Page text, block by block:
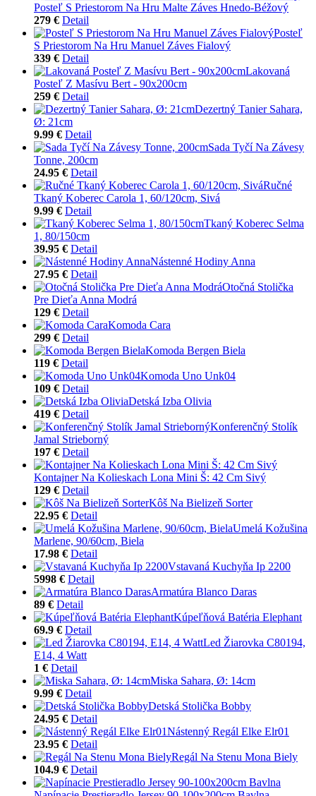
Posteľ S Priestorom Na Hru Malte Záves Hnedo-Béžový
279 € Detail
Posteľ
S Priestorom Na Hru Manuel Záves Fialový
339 € Detail
Lakovaná
Posteľ Z Masívu Bert - 90x200cm
259 € Detail
Dezertný Tanier Sahara,
Ø: 21cm
9.99 € Detail
Sada Tyčí Na Závesy
Tonne, 200cm
24.95 € Detail
Ručné
Tkaný Koberec Carola 1, 60/120cm, Sivá
9.99 € Detail
Tkaný Koberec Selma
1, 80/150cm
39.95 € Detail
Nástenné Hodiny Anna
27.95 € Detail
Otočná Stolička
Pre Dieťa Anna Modrá
129 € Detail
Komoda Cara
299 € Detail
Komoda Bergen Biela
119 € Detail
Komoda Uno Unk04
109 € Detail
Detská Izba Olivia
419 € Detail
Konferenčný Stolík
Jamal Strieborný
197 € Detail
Kontajner Na Kolieskach Lona Mini Š: 42 Cm Sivý
129 € Detail
Kôš Na Bielizeň Sorter
22.95 € Detail
Umelá Kožušina
Marlene, 90/60cm, Biela
17.98 € Detail
Vstavaná Kuchyňa Ip 2200
5998 € Detail
Armatúra Blanco Daras
89 € Detail
Kúpeľňová Batéria Elephant
69.9 € Detail
Led Žiarovka C80194,
E14, 4 Watt
1 € Detail
Miska Sahara, Ø: 14cm
9.99 € Detail
Detská Stolička Bobby
24.95 € Detail
Nástenný Regál Elke Elr01
23.95 € Detail
Regál Na Stenu Mona Biely
104.9 € Detail